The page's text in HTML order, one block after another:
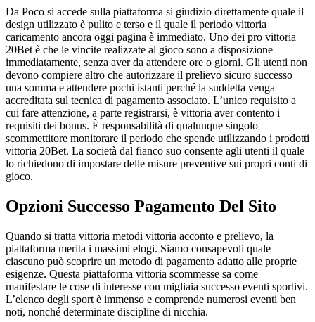
Da Poco si accede sulla piattaforma si giudizio direttamente quale il
design utilizzato è pulito e terso e il quale il periodo vittoria
caricamento ancora oggi pagina è immediato. Uno dei pro vittoria
20Bet è che le vincite realizzate al gioco sono a disposizione
immediatamente, senza aver da attendere ore o giorni. Gli utenti non
devono compiere altro che autorizzare il prelievo sicuro successo
una somma e attendere pochi istanti perché la suddetta venga
accreditata sul tecnica di pagamento associato. L’unico requisito a
cui fare attenzione, a parte registrarsi, è vittoria aver contento i
requisiti dei bonus. È responsabilità di qualunque singolo
scommettitore monitorare il periodo che spende utilizzando i prodotti
vittoria 20Bet. La società dal fianco suo consente agli utenti il quale
lo richiedono di impostare delle misure preventive sui propri conti di
gioco.
Opzioni Successo Pagamento Del Sito
Quando si tratta vittoria metodi vittoria acconto e prelievo, la
piattaforma merita i massimi elogi. Siamo consapevoli quale
ciascuno può scoprire un metodo di pagamento adatto alle proprie
esigenze. Questa piattaforma vittoria scommesse sa come
manifestare le cose di interesse con migliaia successo eventi sportivi.
L’elenco degli sport è immenso e comprende numerosi eventi ben
noti, nonché determinate discipline di nicchia.